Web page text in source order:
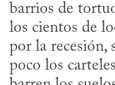
barrios de
los cientos de
por la recesión,
poco los